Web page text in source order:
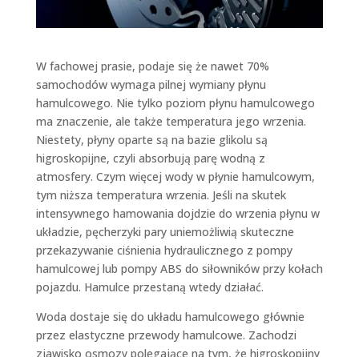
W fachowej prasie, podaje się że nawet 70%
samochodów wymaga pilnej wymiany płynu
hamulcowego. Nie tylko poziom płynu hamulcowego
ma znaczenie, ale także temperatura jego wrzenia.
Niestety, płyny oparte są na bazie glikolu są
higroskopijne, czyli absorbują parę wodną z
atmosfery. Czym więcej wody w płynie hamulcowym,
tym niższa temperatura wrzenia. Jeśli na skutek
intensywnego hamowania dojdzie do wrzenia płynu w
układzie, pęcherzyki pary uniemożliwią skuteczne
przekazywanie ciśnienia hydraulicznego z pompy
hamulcowej lub pompy ABS do siłowników przy kołach
pojazdu. Hamulce przestaną wtedy działać.
Woda dostaje się do układu hamulcowego głównie
przez elastyczne przewody hamulcowe. Zachodzi
zjawisko osmozy polegające na tym, że higroskopijny